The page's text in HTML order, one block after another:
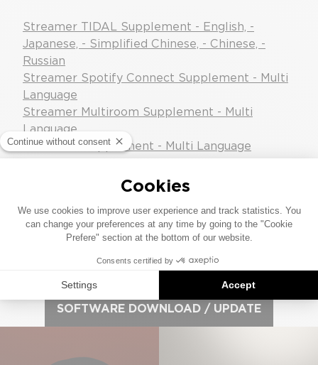
Streamer TIDAL Supplement - English, -
Japanese, - Simplified Chinese, - Chinese, -
Russian
Streamer Spotify Connect Supplement - Multi
Language
Streamer Multiroom Supplement - Multi
Language
Bluetooth Supplement - Multi Language
NDX Design, Engineering and Technology
NDX User Help Guide: System Automation
SOFTWARE DOWNLOAD / UPDATE